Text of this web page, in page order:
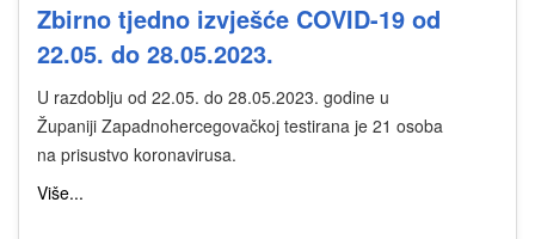
Zbirno tjedno izvješće COVID-19 od
22.05. do 28.05.2023.
U razdoblju od 22.05. do 28.05.2023. godine u
Županiji Zapadnohercegovačkoj testirana je 21 osoba
na prisustvo koronavirusa.
Više...